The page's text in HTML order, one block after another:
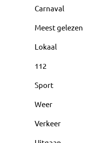
Carnaval
Meest gelezen
Lokaal
112
Sport
Weer
Verkeer